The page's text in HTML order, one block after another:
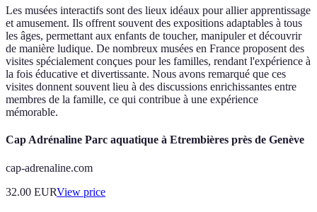
Les musées interactifs sont des lieux idéaux pour allier apprentissage
et amusement. Ils offrent souvent des expositions adaptables à tous
les âges, permettant aux enfants de toucher, manipuler et découvrir
de manière ludique. De nombreux musées en France proposent des
visites spécialement conçues pour les familles, rendant l'expérience à
la fois éducative et divertissante. Nous avons remarqué que ces
visites donnent souvent lieu à des discussions enrichissantes entre
membres de la famille, ce qui contribue à une expérience
mémorable.
Cap Adrénaline Parc aquatique à Etrembières près de Genève
cap-adrenaline.com
32.00 EURView price